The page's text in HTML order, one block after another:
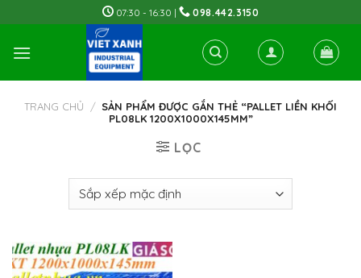
to
content
07:30 - 16:30 | 098.442.3150
TRANG CHỦ / SẢN PHẨM ĐƯỢC GẮN THẺ “PALLET LIỀN KHỐI
PL08LK 1200X1000X145MM”
LỌC